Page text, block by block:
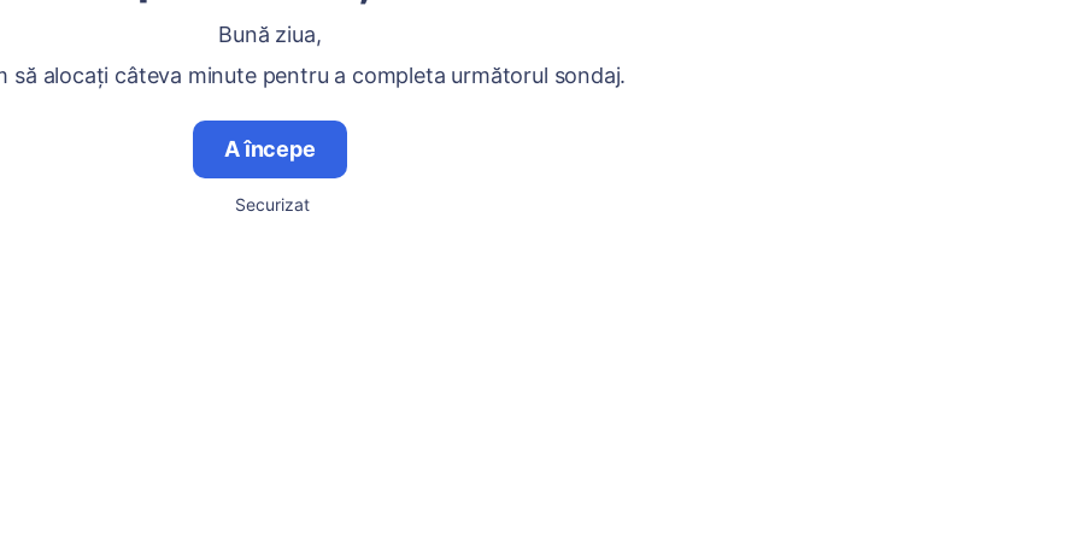
Bună ziua,
să alocați câteva minute pentru a completa următorul sondaj.
A începe
Securizat